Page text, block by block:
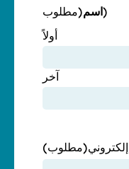
اسم(مطلوب)
أولاً
آخر
(مطلوب)